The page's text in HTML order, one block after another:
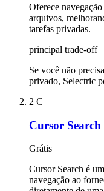
Oferece
arquivos,
tarefas privadas.
principal trade-off
Se você não
privado, Selectric
2 C
Cursor Search
Grátis
Cursor Search é
navegação ao